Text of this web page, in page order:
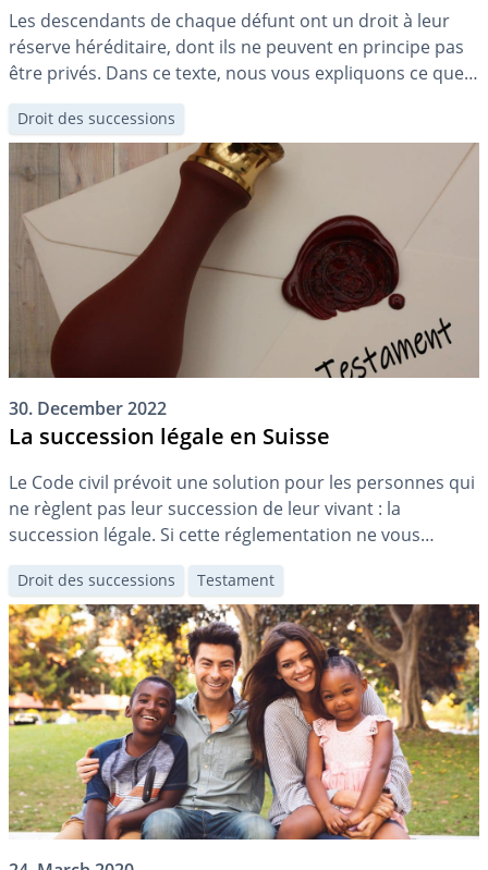
Les descendants de chaque défunt ont un droit à leur
réserve héréditaire, dont ils ne peuvent en principe pas
être privés. Dans ce texte, nous vous expliquons ce que
cela implique pour votre testament et quelles sont les
solutions alternatives.
Droit des successions
30. December 2022
La succession légale en Suisse
Le Code civil prévoit une solution pour les personnes qui
ne règlent pas leur succession de leur vivant : la
succession légale. Si cette réglementation ne vous
convient pas, vous pouvez y déroger dans la mesure de
ce qui est autorisé.
Droit des successions Testament